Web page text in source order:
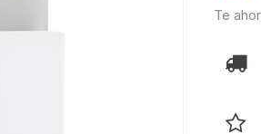
Te